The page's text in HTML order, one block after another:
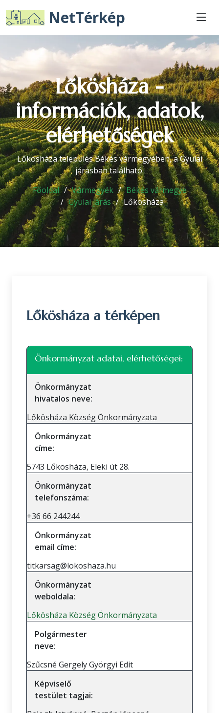
NetTérkép
Lőkösháza -
információk, adatok,
elérhetőségek
Lőkösháza település Békés vármegyében, a Gyulai
járásban található.
Főoldal
Vármegyék
Békés vármegye
Gyulai járás
Lőkösháza
Lőkösháza a térképen
+
Önkormányzat adatai, elérhetőségei:
Önkormányzat
hivatalos neve:
Lőkösháza Község Önkormányzata
Önkormányzat
címe:
5743 Lőkösháza, Eleki út 28.
Önkormányzat
telefonszáma:
+36 66 244244
Önkormányzat
email címe:
titkarsag@lokoshaza.hu
Önkormányzat
weboldala:
Lőkösháza Község Önkormányzata
Polgármester
neve:
Szűcsné Gergely Györgyi Edit
Képviselő
testület tagjai: